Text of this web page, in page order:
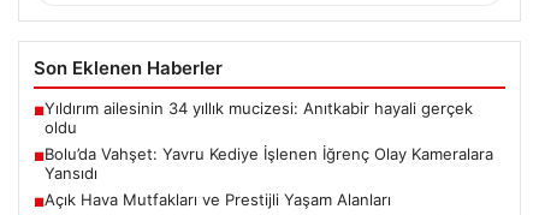
Son Eklenen Haberler
■Yıldırım ailesinin 34 yıllık mucizesi: Anıtkabir hayali gerçek
oldu
■Bolu’da Vahşet: Yavru Kediye İşlenen İğrenç Olay Kameralara
Yansıdı
■Açık Hava Mutfakları ve Prestijli Yaşam Alanları